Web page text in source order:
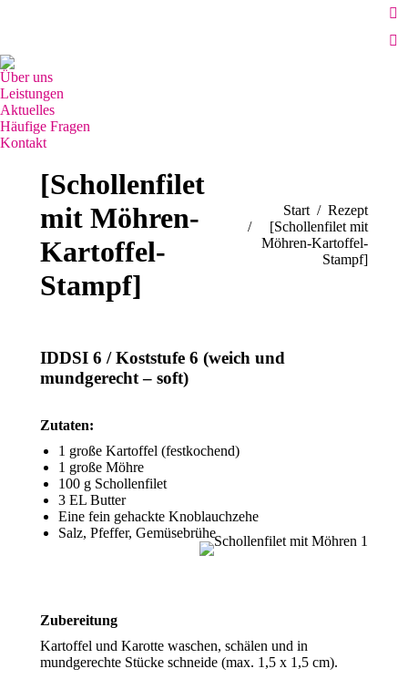
E-
Über uns
Leistungen
Aktuelles
Häufige Fragen
Kontakt
[Schollenfilet
mit Möhren-
Kartoffel-
Stampf]
Sie befinden sich hier:
Start
Rezept
[Schollenfilet mit
Möhren-Kartoffel-
Stampf]
IDDSI 6 / Koststufe 6 (weich und
mundgerecht – soft)
Zutaten:
1 große Kartoffel (festkochend)
1 große Möhre
100 g Schollenfilet
3 EL Butter
Eine fein gehackte Knoblauchzehe
Salz, Pfeffer, Gemüsebrühe
Zubereitung
Kartoffel und Karotte waschen, schälen und in
mundgerechte Stücke schneide (max. 1,5 x 1,5 cm).